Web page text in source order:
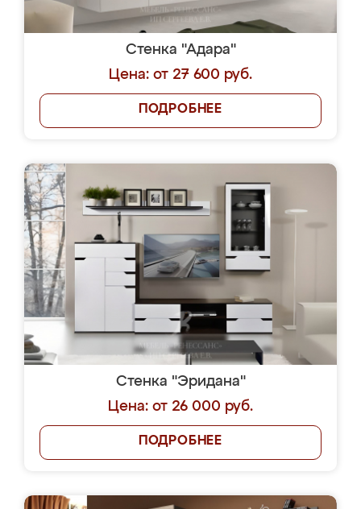
Стенка "Адара"
Цена: от 27 600 руб.
ПОДРОБНЕЕ
Стенка "Эридана"
Цена: от 26 000 руб.
ПОДРОБНЕЕ